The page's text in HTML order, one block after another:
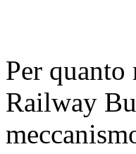
Per
Railway